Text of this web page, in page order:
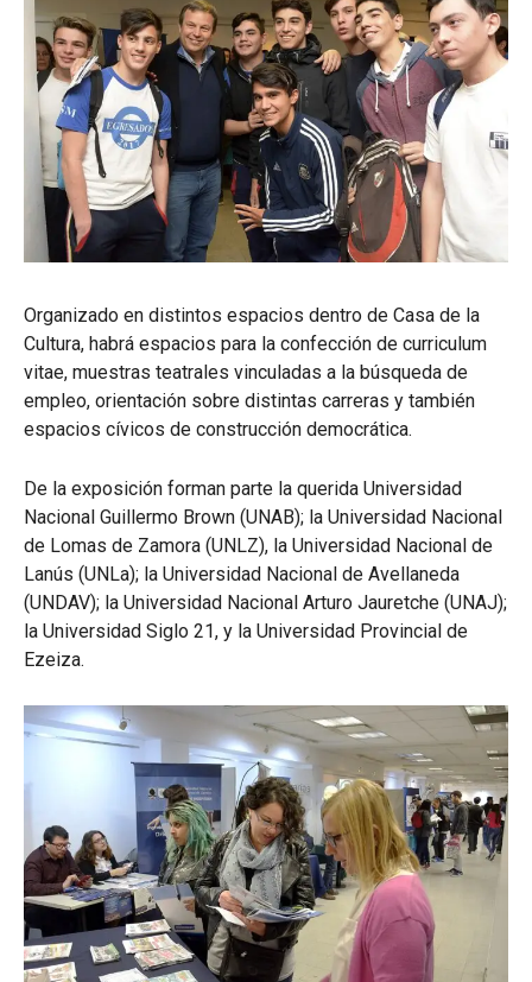
Organizado en distintos espacios dentro de Casa de la
Cultura, habrá espacios para la confección de curriculum
vitae, muestras teatrales vinculadas a la búsqueda de
empleo, orientación sobre distintas carreras y también
espacios cívicos de construcción democrática.
De la exposición forman parte la querida Universidad
Nacional Guillermo Brown (UNAB); la Universidad Nacional
de Lomas de Zamora (UNLZ), la Universidad Nacional de
Lanús (UNLa); la Universidad Nacional de Avellaneda
(UNDAV); la Universidad Nacional Arturo Jauretche (UNAJ);
la Universidad Siglo 21, y la Universidad Provincial de
Ezeiza.